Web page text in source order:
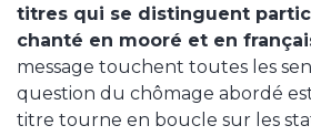
titres qui se distinguent
chanté en mooré et en
message touchent toutes les
question du chômage abordé
titre tourne en boucle sur les